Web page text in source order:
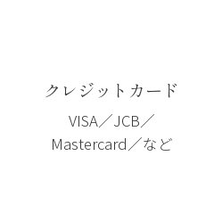
クレジットカード
VISA／JCB／
Mastercard／など